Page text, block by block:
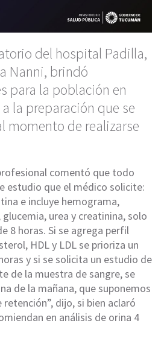
del hospital Padilla,
Nanni, brindó
para la población en
la preparación que se
momento de realizarse
comentó que todo
estudio que el médico solicite:
e incluye hemograma,
urea y creatinina, solo
8 horas. Si se agrega perfil
HDL y LDL se prioriza un
y si se solicita un estudio de
de la muestra de sangre, se
de la mañana, que suponemos
dijo, si bien aclaró
en análisis de orina 4